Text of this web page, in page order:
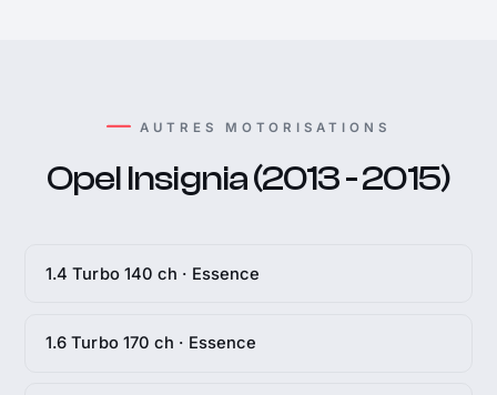
AUTRES MOTORISATIONS
Opel Insignia (2013 - 2015)
1.4 Turbo 140 ch · Essence
1.6 Turbo 170 ch · Essence